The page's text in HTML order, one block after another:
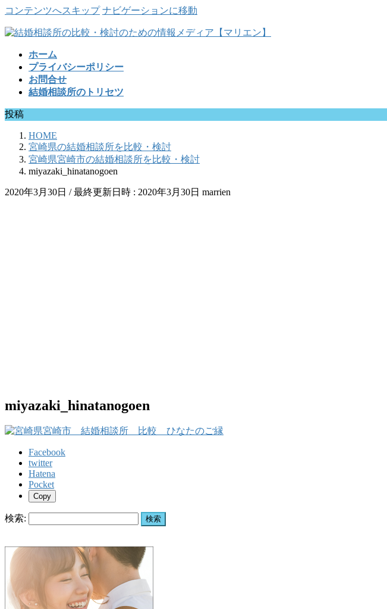
コンテンツへスキップ ナビゲーションに移動
ホーム
プライバシーポリシー
お問合せ
結婚相談所のトリセツ
投稿
HOME
宮崎県の結婚相談所を比較・検討
宮崎県宮崎市の結婚相談所を比較・検討
miyazaki_hinatanogoen
2020年3月30日 / 最終更新日時 : 2020年3月30日 marrien
miyazaki_hinatanogoen
Facebook
twitter
Hatena
Pocket
Copy
検索: